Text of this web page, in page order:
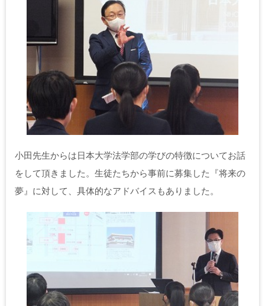
小田先生からは日本大学法学部の学びの特徴についてお話
をして頂きました。生徒たちから事前に募集した『将来の
夢』に対して、具体的なアドバイスもありました。